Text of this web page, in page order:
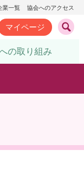
業一覧 協会へのアクセス
マイページ
の取り組み